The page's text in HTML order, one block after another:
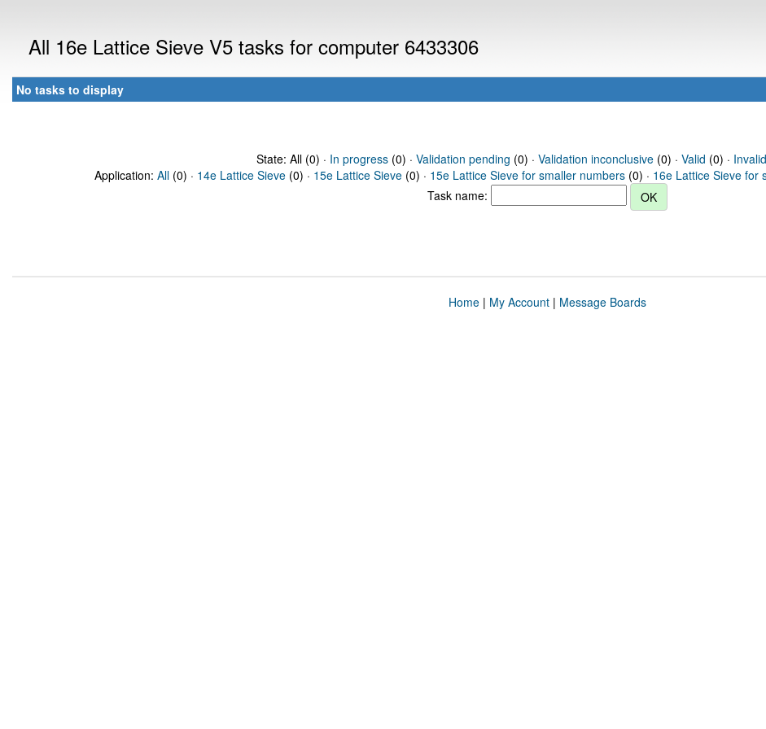
All 16e Lattice Sieve V5 tasks for computer 6433306
No tasks to display
State: All (0) · In progress(0) · Validation pending (0) · Validation inconclusive(0) · Valid (0) · Invalid
Application: All (0) · 14e Lattice Sieve (0) · 15e Lattice Sieve (0) · 15e Lattice Sieve for smaller numbers (0) · 16e Lattice Sieve for
Task name:
Home| My Account| Message Boards